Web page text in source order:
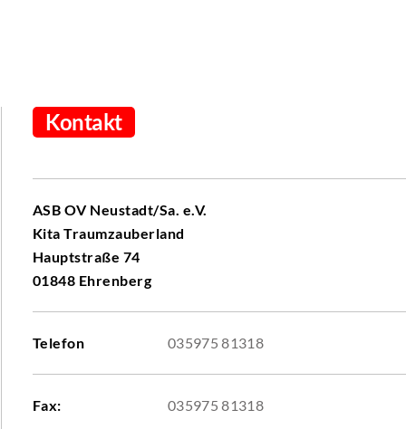
Kontakt
ASB OV Neustadt/Sa. e.V.
Kita Traumzauberland
Hauptstraße 74
01848 Ehrenberg
Telefon 035975 81318
Fax: 035975 81318